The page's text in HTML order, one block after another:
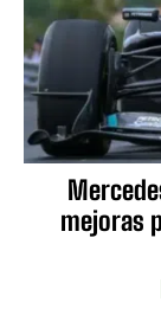
mejoras